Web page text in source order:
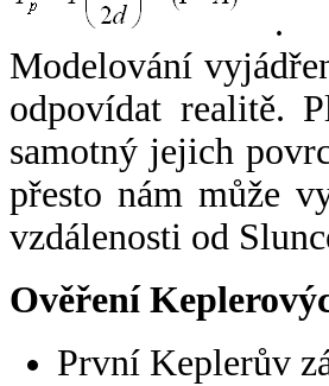
.
Modelování
odpovídat realitě.
samotný jejich
přesto nám může
vzdálenosti od
Ověření
První Keplerův